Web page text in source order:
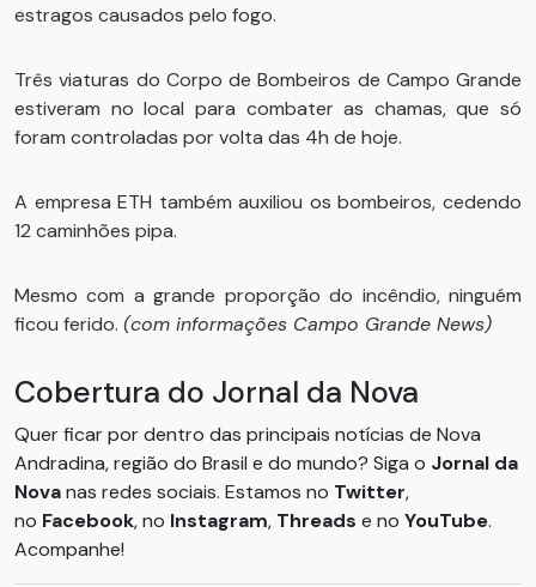
estragos causados pelo fogo.
Três viaturas do Corpo de Bombeiros de Campo Grande
estiveram no local para combater as chamas, que só
foram controladas por volta das 4h de hoje.
A empresa ETH também auxiliou os bombeiros, cedendo
12 caminhões pipa.
Mesmo com a grande proporção do incêndio, ninguém
ficou ferido. (com informações Campo Grande News)
Cobertura do Jornal da Nova
Quer ficar por dentro das principais notícias de Nova
Andradina, região do Brasil e do mundo? Siga o Jornal da
Novanas redes sociais. Estamos no Twitter,
no Facebook, no Instagram, Threads e no YouTube.
Acompanhe!